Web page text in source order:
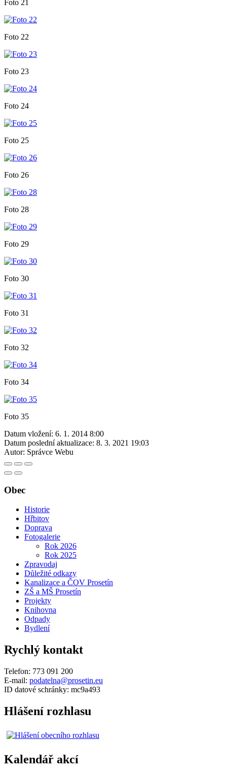
Foto 21
Foto 22
Foto 23
Foto 24
Foto 25
Foto 26
Foto 28
Foto 29
Foto 30
Foto 31
Foto 32
Foto 34
Foto 35
Datum vložení: 6. 1. 2014 8:00
Datum poslední aktualizace: 8. 3. 2021 19:03
Autor: Správce Webu
Obec
Historie
Hřbitov
Doprava
Fotogalerie
Rok 2026
Rok 2025
Zpravodaj
Důležité odkazy
Kanalizace a ČOV Prosetín
ZŠ a MŠ Prosetín
Projekty
Knihovna
Odpady
Bydlení
Rychlý kontakt
Telefon: 773 091 200
E-mail: podatelna@prosetin.eu
ID datové schránky: mc9a493
Hlášení rozhlasu
Kalendář akcí